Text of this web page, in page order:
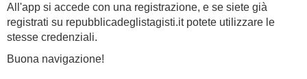
All'app si accede con una registrazione, e se siete già
registrati su repubblicadeglistagisti.it potete utilizzare le
stesse credenziali.
Buona navigazione!